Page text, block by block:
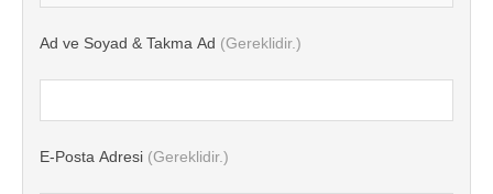
Ad ve Soyad & Takma Ad (Gereklidir.)
E-Posta Adresi (Gereklidir.)